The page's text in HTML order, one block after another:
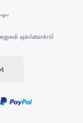
ajánlatainkról